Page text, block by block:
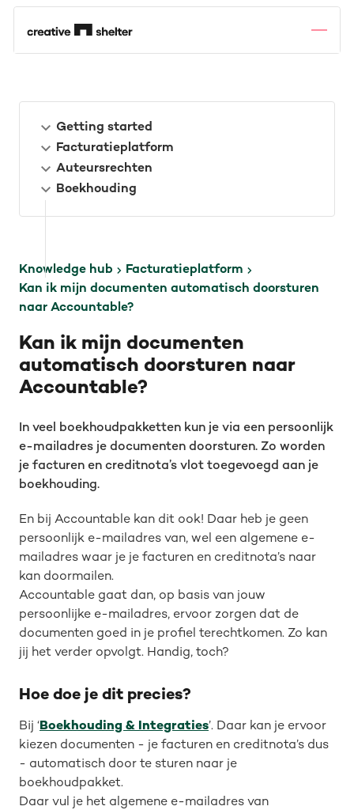
Getting started
Facturatieplatform
Auteursrechten
Boekhouding
Knowledge hub
Facturatieplatform
Kan ik mijn documenten automatisch doorsturen
naar Accountable?
Kan ik mijn documenten
automatisch doorsturen naar
Accountable?
In veel boekhoudpakketten kun je via een persoonlijk
e-mailadres je documenten doorsturen. Zo worden
je facturen en creditnota’s vlot toegevoegd aan je
boekhouding.
En bij Accountable kan dit ook! Daar heb je geen
persoonlijk e-mailadres van, wel een algemene e-
mailadres waar je je facturen en creditnota’s naar
kan doormailen.
Accountable gaat dan, op basis van jouw
persoonlijke e-mailadres, ervoor zorgen dat de
documenten goed in je profiel terechtkomen. Zo kan
jij het verder opvolgt. Handig, toch?
Hoe doe je dit precies?
Bij ‘Boekhouding & Integraties’. Daar kan je ervoor
kiezen documenten - je facturen en creditnota’s dus
- automatisch door te sturen naar je
boekhoudpakket.
Daar vul je het algemene e-mailadres van